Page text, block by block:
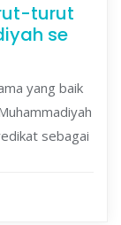
turut
se
yang baik
sebagai